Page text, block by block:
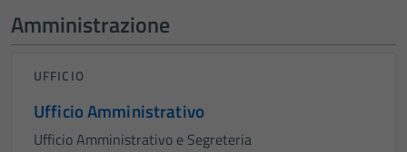
Amministrazione
UFFICIO
Ufficio Amministrativo
Ufficio Amministrativo e Segreteria